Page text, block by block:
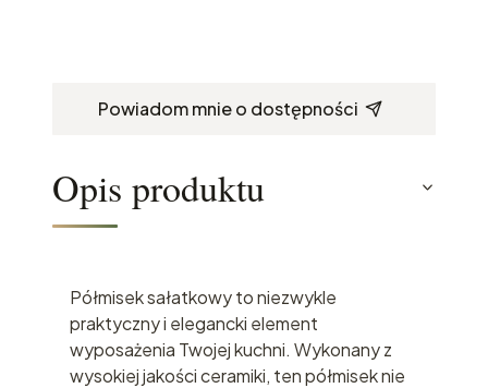
Powiadom mnie o dostępności
Opis produktu
Półmisek sałatkowy to niezwykle
praktyczny i elegancki element
wyposażenia Twojej kuchni. Wykonany z
wysokiej jakości ceramiki, ten półmisek nie